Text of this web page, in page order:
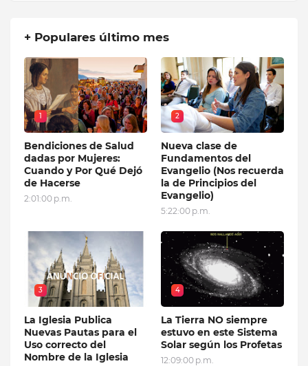
+ Populares último mes
1
Bendiciones de Salud
dadas por Mujeres:
Cuando y Por Qué Dejó
de Hacerse
2:01:00 p.m.
2
Nueva clase de
Fundamentos del
Evangelio (Nos recuerda
la de Principios del
Evangelio)
5:22:00 p.m.
3
La Iglesia Publica
Nuevas Pautas para el
Uso correcto del
Nombre de la Iglesia
4
La Tierra NO siempre
estuvo en este Sistema
Solar según los Profetas
12:09:00 p.m.